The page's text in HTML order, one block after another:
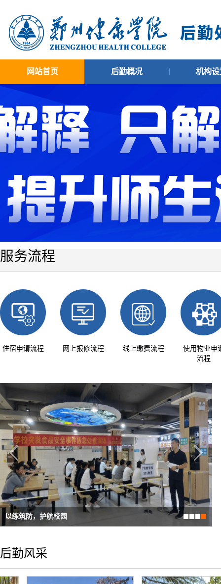
网站首页 后勤概况 机构设
服务流程
住宿申请流程 网上报修流程 线上缴费流程
使用物业申
流程
以练筑防，护航校园
后勤风采